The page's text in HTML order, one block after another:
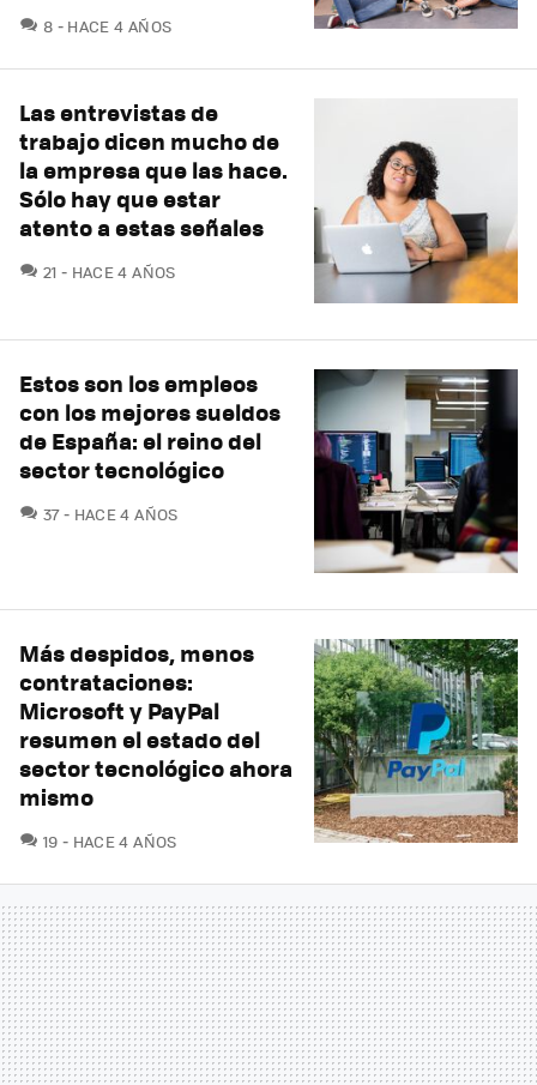
8 COMENTARIOS
HACE 4 AÑOS
Las entrevistas de
trabajo dicen mucho de
la empresa que las hace.
Sólo hay que estar
atento a estas señales
21 COMENTARIOS
HACE 4 AÑOS
Estos son los empleos
con los mejores sueldos
de España: el reino del
sector tecnológico
37COMENTARIOS
HACE 4 AÑOS
Más despidos, menos
contrataciones:
Microsoft y PayPal
resumen el estado del
sector tecnológico ahora
mismo
19 COMENTARIOS
HACE 4 AÑOS